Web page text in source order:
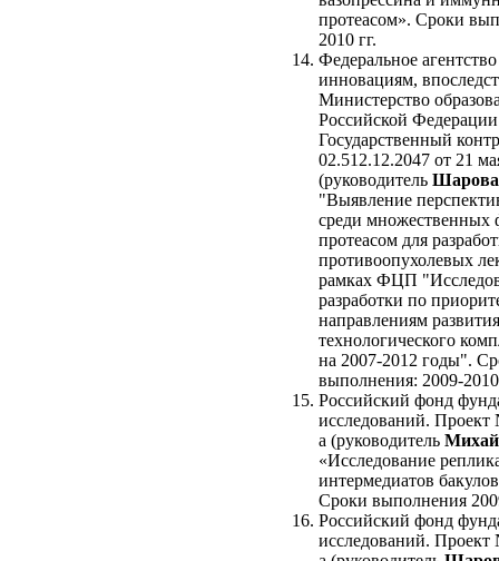
протеасом». Сроки
2010 гг.
Федеральное
инновациям,
Министерство
Российской
Государственный
02.512.12.2047 от 21
(руководитель
"Выявление
среди множественных
протеасом для
противоопухолевых
рамках ФЦП
разработки по
направлениям
технологического
на 2007-2012 годы".
выполнения: 2009-
Российский фонд
исследований.
а (руководитель
«Исследование
интермедиатов
Сроки выполнения
Российский фонд
исследований.